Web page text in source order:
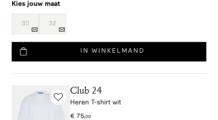
Kies jouw maat
30 32
IN WINKELMAND
Club 24
Heren T-shirt wit
€ 75,00